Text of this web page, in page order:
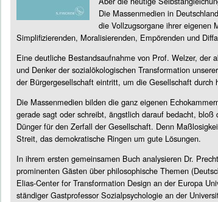
Die Massenmedien in
die Vollzugsorgane ihrer eigenen
Simplifizierenden, Moralisierenden, Empörenden und
Eine deutliche Bestandsaufnahme von Prof. Welzer, der
und Denker der sozialökologischen Transformation
der Bürgergesellschaft eintritt, um die Gesellschaft
Die Massenmedien bilden die ganz eigenen
gerade sagt oder schreibt, ängstlich darauf bedacht,
Dünger für den Zerfall der Gesellschaft. Denn
Streit, das demokratische Ringen um gute Lösungen.
In ihrem ersten gemeinsamen Buch analysieren Dr.
prominenten Gästen über philosophische Themen
Elias-Center for Transformation Design an der Europa
ständiger Gastprofessor Sozialpsychologie an der